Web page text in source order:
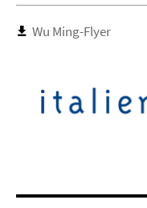
Wu Ming-Flyer